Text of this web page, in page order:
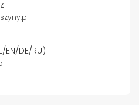
DE/RU)